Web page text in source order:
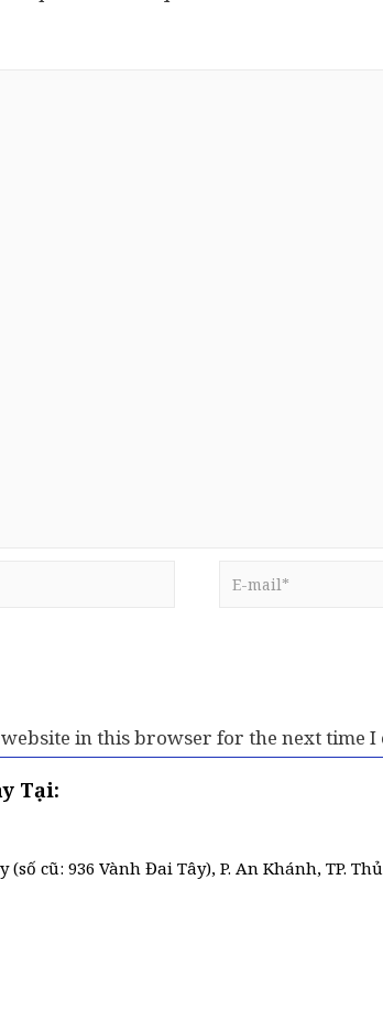
in this browser for the next time I
Tại:
(số cũ: 936 Vành Đai Tây), P. An Khánh, TP. Thủ